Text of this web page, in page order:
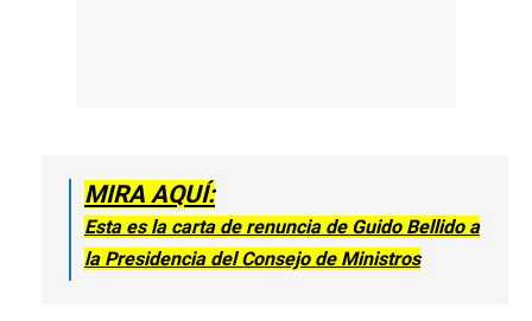
MIRA AQUÍ:
Esta es la carta de renuncia de Guido Bellido a
la Presidencia del Consejo de Ministros